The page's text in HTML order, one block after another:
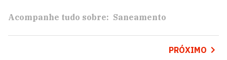
Acompanhe tudo sobre: Saneamento
PRÓXIMO